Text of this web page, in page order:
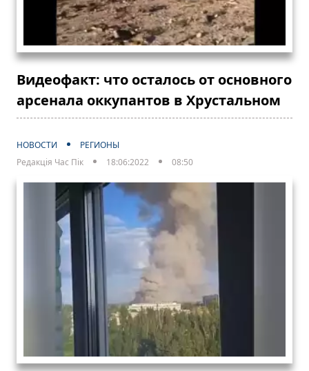
Видеофакт: что осталось от основного
арсенала оккупантов в Хрустальном
НОВОСТИ
РЕГИОНЫ
Редакція Час Пік
18:06:2022 08:50